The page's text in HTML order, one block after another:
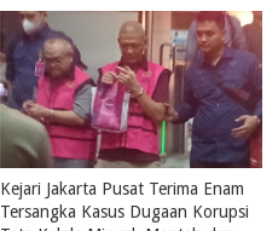
Kejari Jakarta Pusat Terima Enam
Tersangka Kasus Dugaan Korupsi